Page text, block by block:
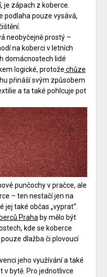
zápach z koberce.
podlaha pouze vysává,
neobyčejně prostý –
na koberci v letních
domácnostech lidé
logické, protože chůze
přináší svým způsobem
a ta také pohlcuje pot
punčochy v pračce, ale
– ten nestačí jen na
jej také občas „vyprat“.
Praha by mělo být
kde se koberce
dlažba či plovoucí
jeho využívání a také
v bytě. Pro jednotlivce